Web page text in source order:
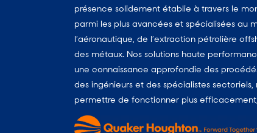
présence solidement établie à travers le
parmi les plus avancées et spécialisées au
l’aéronautique, de l’extraction pétrolière
des métaux. Nos solutions haute
une connaissance approfondie des
des ingénieurs et des spécialistes
permettre de fonctionner plus